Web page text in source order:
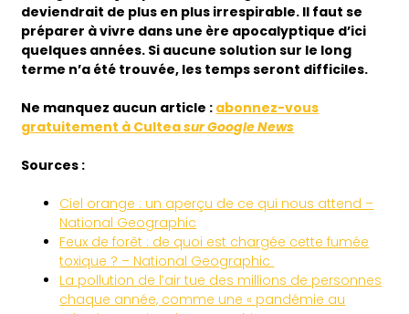
deviendrait de plus en plus irrespirable. Il faut se
préparer à vivre dans une ère apocalyptique d’ici
quelques années. Si aucune solution sur le long
terme n’a été trouvée, les temps seront difficiles.
Ne manquez aucun article : abonnez-vous
gratuitement à Culteasur Google News
Sources :
Ciel orange : un aperçu de ce qui nous attend –
National Geographic
Feux de forêt : de quoi est chargée cette fumée
toxique ? – National Geographic
La pollution de l’air tue des millions de personnes
chaque année, comme une « pandémie au